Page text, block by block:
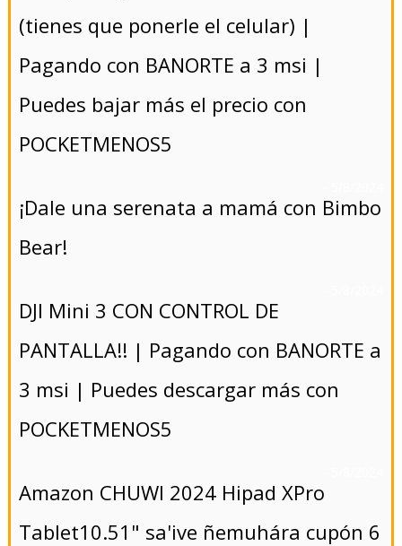
(tienes que ponerle el celular) |
Pagando con BANORTE a 3 msi |
Puedes bajar más el precio con
POCKETMENOS5
¡Dale una serenata a mamá con Bimbo
Bear!
DJI Mini 3 CON CONTROL DE
PANTALLA!! | Pagando con BANORTE a
3 msi | Puedes descargar más con
POCKETMENOS5
Amazon CHUWI 2024 Hipad XPro
Tablet10.51" sa'ive ñemuhára cupón 6